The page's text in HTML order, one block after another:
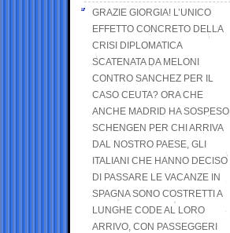
GRAZIE GIORGIA! L’UNICO
EFFETTO CONCRETO DELLA
CRISI DIPLOMATICA
SCATENATA DA MELONI
CONTRO SANCHEZ PER IL
CASO CEUTA? ORA CHE
ANCHE MADRID HA SOSPESO
SCHENGEN PER CHI ARRIVA
DAL NOSTRO PAESE, GLI
ITALIANI CHE HANNO DECISO
DI PASSARE LE VACANZE IN
SPAGNA SONO COSTRETTI A
LUNGHE CODE AL LORO
ARRIVO, CON PASSEGGERI